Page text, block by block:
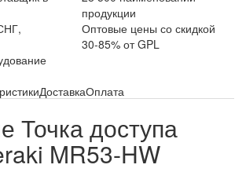
продукции
Оптовые цены со скидкой
30-85% от GPL
ДоставкаОплата
Точка доступа
MR53-HW